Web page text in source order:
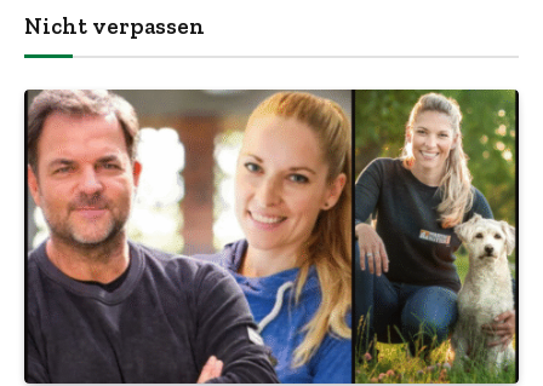
Nicht verpassen